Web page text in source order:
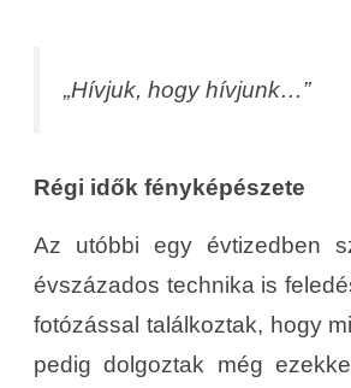
„Hívjuk, hogy hívjunk…”
Régi idők fényképészete
Az utóbbi egy évtizedben
évszázados technika is
fotózással találkoztak, hogy
pedig dolgoztak még